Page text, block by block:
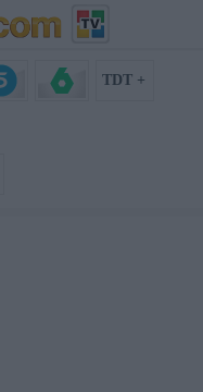
TDT +